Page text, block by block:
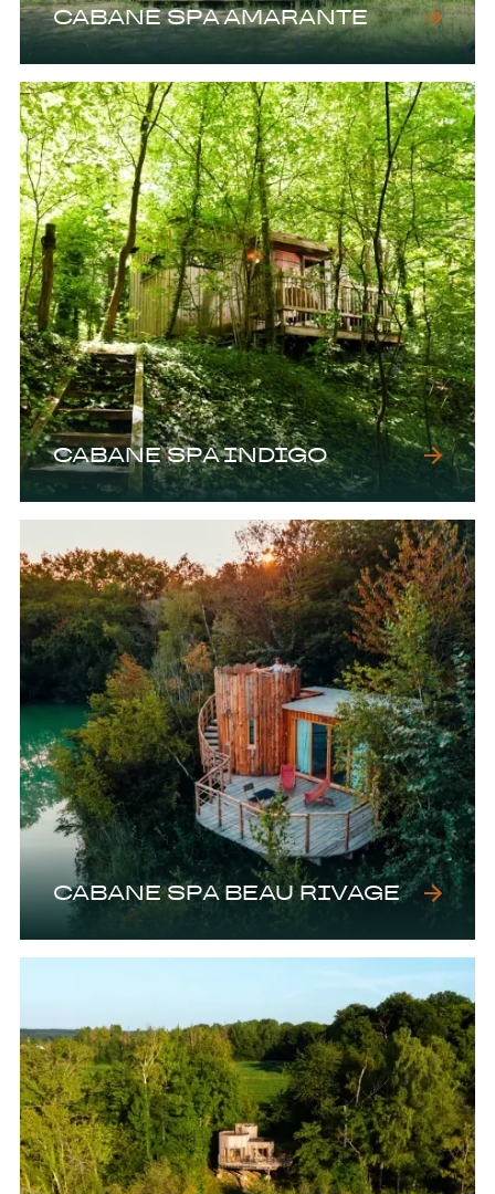
CABANE SPA AMARANTE
CABANE SPA INDIGO
CABANE SPA BEAU RIVAGE